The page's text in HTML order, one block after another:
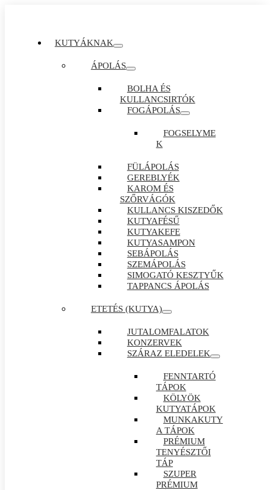
KUTYÁKNAK
ÁPOLÁS
BOLHA ÉS
KULLANCSIRTÓK
FOGÁPOLÁS
FOGSELYME
K
FÜLÁPOLÁS
GEREBLYÉK
KAROM ÉS
SZŐRVÁGÓK
KULLANCS KISZEDŐK
KUTYAFÉSŰ
KUTYAKEFE
KUTYASAMPON
SEBÁPOLÁS
SZEMÁPOLÁS
SIMOGATÓ KESZTYŰK
TAPPANCS ÁPOLÁS
ETETÉS (KUTYA)
JUTALOMFALATOK
KONZERVEK
SZÁRAZ ELEDELEK
FENNTARTÓ
TÁPOK
KÖLYÖK
KUTYATÁPOK
MUNKAKUTY
A TÁPOK
PRÉMIUM
TENYÉSZTŐI
TÁP
SZUPER
PRÉMIUM